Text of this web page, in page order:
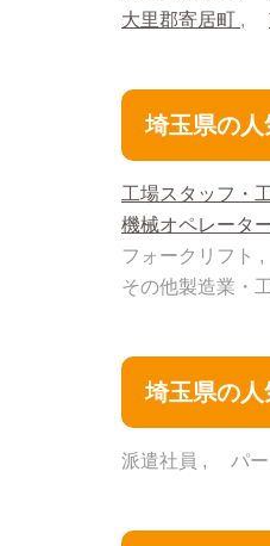
大里郡寄居町
埼玉県の
工場スタッフ・
機械オペレータ
フォークリフト
その他製造業・
埼玉県の
派遣社員 パ